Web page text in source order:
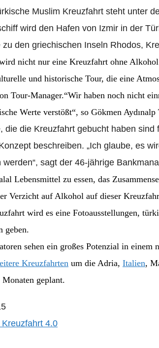
Muslim Kreuzfahrt steht unter
wird den Hafen von Izmir in der
zu den griechischen Inseln Rhodos,
nicht nur eine Kreuzfahrt ohne
und historische Tour, die eine
Tour-Manager.“Wir haben noch nicht
Werte verstößt“, so Gökmen
die die Kreuzfahrt gebucht haben sind
beschreiben. „Ich glaube, es
werden“, sagt der 46-jährige
Lebensmittel zu essen, das
Verzicht auf Alkohol auf dieser
wird es eine Fotoausstellungen,
geben.
sehen ein großes Potenzial in
Kreuzfahrten um die Adria, Italien,
geplant.
4.0